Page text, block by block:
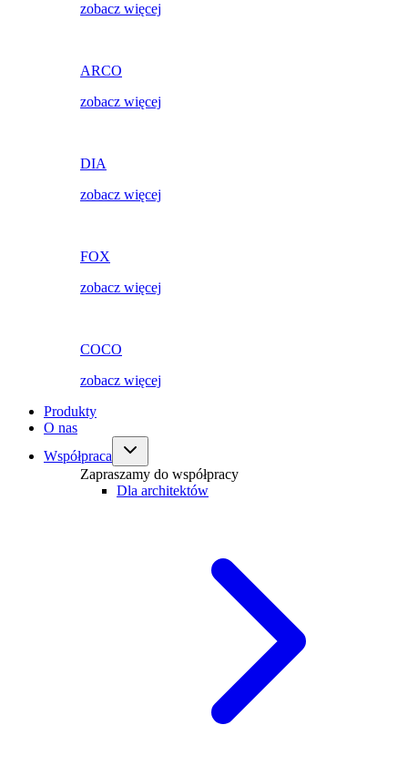
zobacz więcej
ARCO
zobacz więcej
DIA
zobacz więcej
FOX
zobacz więcej
COCO
zobacz więcej
Produkty
O nas
Współpraca
Zapraszamy do współpracy
Dla architektów